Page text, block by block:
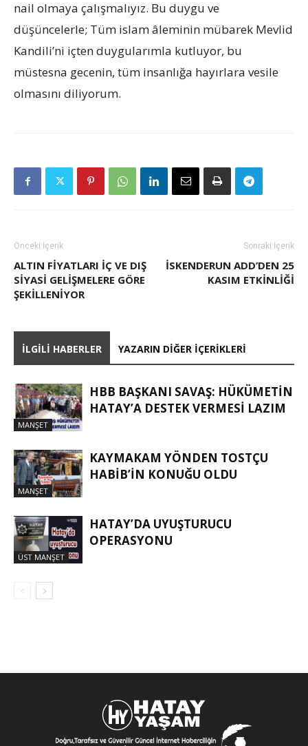
nail olmaya çalışmalıyız. Bu duygu ve
düşüncelerle; Tüm islam âleminin mübarek Mevlid
Kandili’ni içten duygularımla kutluyor, bu
müstesna gecenin, tüm insanlığa hayırlara vesile
olmasını diliyorum.
Önceki İçerik
ALTIN FIYATLARI IÇ VE DIŞ
SIYASI GELIŞMELERE GÖRE
ŞEKILLENIYOR
Sonraki İçerik
İSKENDERUN ADD’DEN 25
KASIM ETKINLIĞI
İLGILI HABERLER YAZARIN DIĞER İÇERIKLERI
MANŞET
HBB BAŞKANI SAVAŞ: HÜKÜMETİN
HATAY’A DESTEK VERMESİ LAZIM
MANŞET
KAYMAKAM YÖNDEN TOSTÇU
HABIB’IN KONUĞU OLDU
ÜST MANŞET
HATAY’DA UYUŞTURUCU
OPERASYONU